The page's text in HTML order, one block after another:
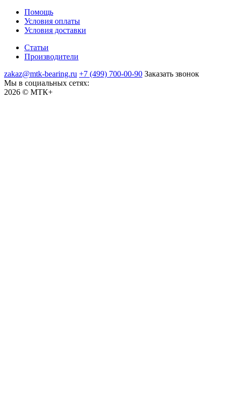
Помощь
Условия оплаты
Условия доставки
Статьи
Производители
zakaz@mtk-bearing.ru +7 (499) 700-00-90 Заказать звонок
Мы в социальных сетях:
2026 © МТК+